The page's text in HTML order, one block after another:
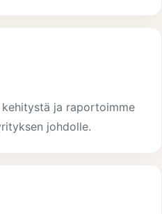
kehitystä ja raportoimme
johdolle.